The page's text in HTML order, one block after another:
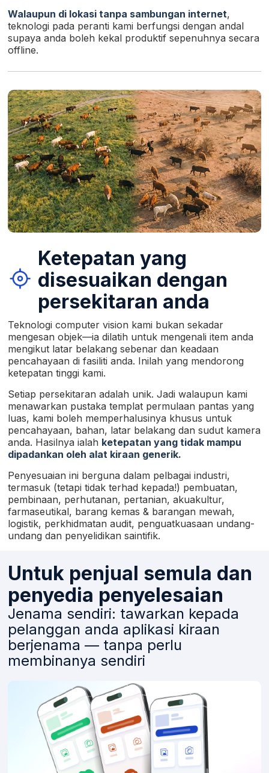
Walaupun di lokasi tanpa sambungan internet,
teknologi pada peranti kami berfungsi dengan andal
supaya anda boleh kekal produktif sepenuhnya secara
offline.
Ketepatan yang
disesuaikan dengan
persekitaran anda
Teknologi computer vision kami bukan sekadar
mengesan objek—ia dilatih untuk mengenali item anda
mengikut latar belakang sebenar dan keadaan
pencahayaan di fasiliti anda. Inilah yang mendorong
ketepatan tinggi kami.
Setiap persekitaran adalah unik. Jadi walaupun kami
menawarkan pustaka templat permulaan pantas yang
luas, kami boleh memperhalusinya khusus untuk
pencahayaan, bahan, latar belakang dan sudut kamera
anda. Hasilnya ialah ketepatan yang tidak mampu
dipadankan oleh alat kiraan generik.
Penyesuaian ini berguna dalam pelbagai industri,
termasuk (tetapi tidak terhad kepada!) pembuatan,
pembinaan, perhutanan, pertanian, akuakultur,
farmaseutikal, barang kemas & barangan mewah,
logistik, perkhidmatan audit, penguatkuasaan undang-
undang dan penyelidikan saintifik.
Untuk penjual semula dan
penyedia penyelesaian
Jenama sendiri: tawarkan kepada
pelanggan anda aplikasi kiraan
berjenama — tanpa perlu
membinanya sendiri